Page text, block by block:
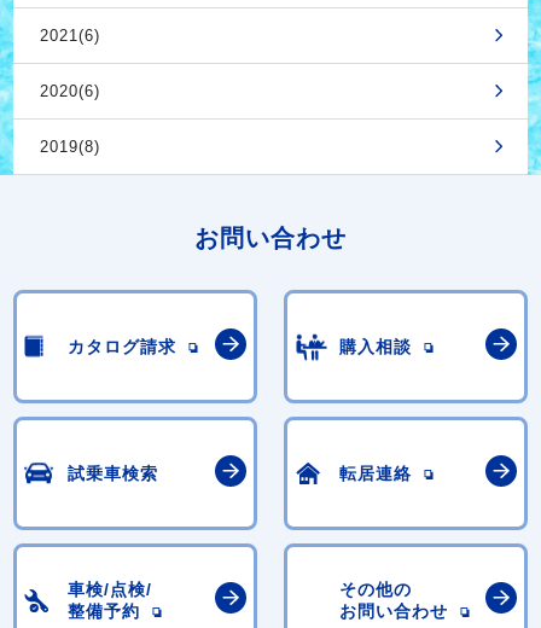
2021(6)
2020(6)
2019(8)
お問い合わせ
カタログ請求 購入相談
試乗車検索 転居連絡
車検/点検/
整備予約
その他の
お問い合わせ